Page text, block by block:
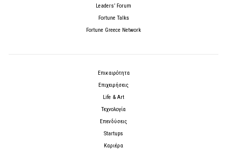
Leaders’ Forum
Fortune Talks
Fortune Greece Network
Επικαιρότητα
Επιχειρήσεις
Life & Art
Τεχνολογία
Επενδύσεις
Startups
Καριέρα